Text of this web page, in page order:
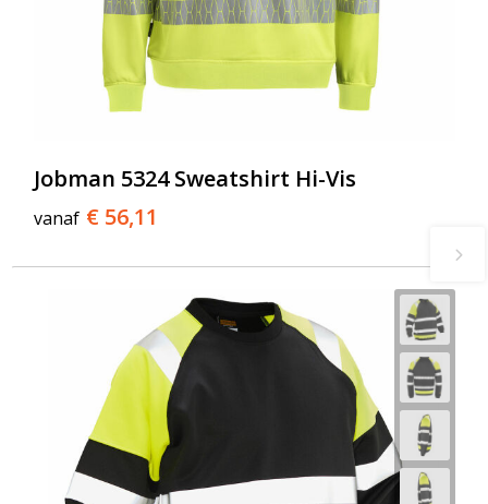
Jobman 5324 Sweatshirt Hi-Vis
vanaf € 56,11